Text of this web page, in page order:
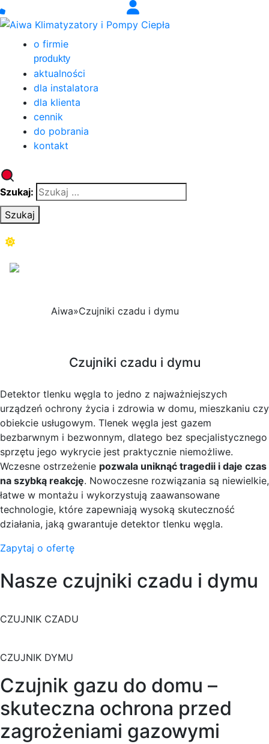
o firmie
produkty
aktualności
dla instalatora
dla klienta
cennik
do pobrania
kontakt
Szukaj:
Szukaj
Aiwa»Czujniki czadu i dymu
Czujniki czadu i dymu
Detektor tlenku węgla to jedno z najważniejszych
urządzeń ochrony życia i zdrowia w domu, mieszkaniu czy
obiekcie usługowym. Tlenek węgla jest gazem
bezbarwnym i bezwonnym, dlatego bez specjalistycznego
sprzętu jego wykrycie jest praktycznie niemożliwe.
Wczesne ostrzeżenie pozwala uniknąć tragedii i daje czas
na szybką reakcję. Nowoczesne rozwiązania są niewielkie,
łatwe w montażu i wykorzystują zaawansowane
technologie, które zapewniają wysoką skuteczność
działania, jaką gwarantuje detektor tlenku węgla.
Zapytaj o ofertę
Nasze czujniki czadu i dymu
CZUJNIK CZADU
CZUJNIK DYMU
Czujnik gazu do domu –
skuteczna ochrona przed
zagrożeniami gazowymi